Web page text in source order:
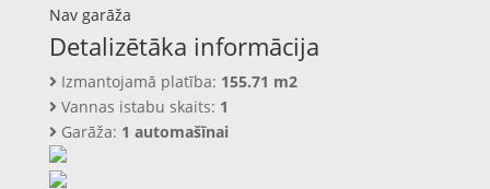
Nav garāža
Detalizētāka informācija
Izmantojamā platība: 155.71 m2
Vannas istabu skaits: 1
Garāža: 1 automašīnai